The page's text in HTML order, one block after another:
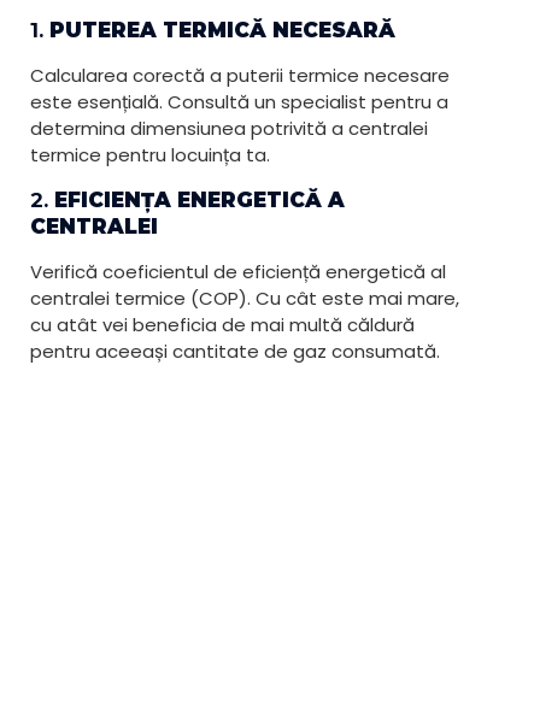
1. PUTEREA TERMICĂ NECESARĂ
Calcularea corectă a puterii termice necesare
este esențială. Consultă un specialist pentru a
determina dimensiunea potrivită a centralei
termice pentru locuința ta.
2. EFICIENȚA ENERGETICĂ A
CENTRALEI
Verifică coeficientul de eficiență energetică al
centralei termice (COP). Cu cât este mai mare,
cu atât vei beneficia de mai multă căldură
pentru aceeași cantitate de gaz consumată.